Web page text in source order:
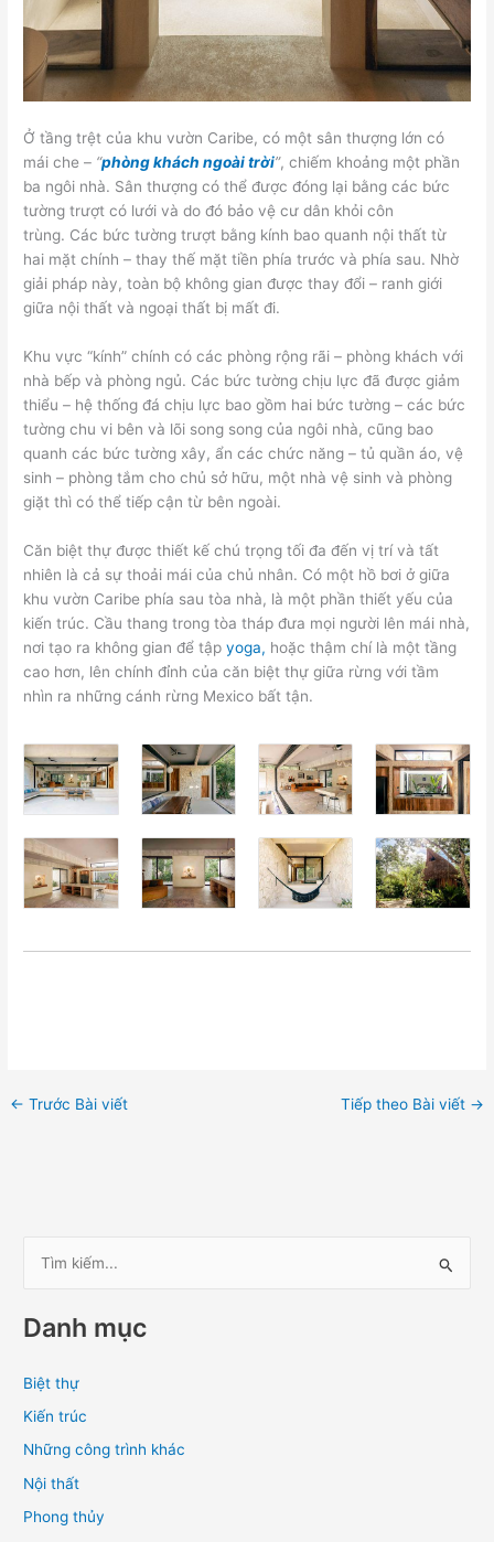
Ở tầng trệt của khu vườn Caribe, có một sân thượng lớn có
mái che – “phòng khách ngoài trời”, chiếm khoảng một phần
ba ngôi nhà. Sân thượng có thể được đóng lại bằng các bức
tường trượt có lưới và do đó bảo vệ cư dân khỏi côn
trùng. Các bức tường trượt bằng kính bao quanh nội thất từ ​​
hai mặt chính – thay thế mặt tiền phía trước và phía sau. Nhờ
giải pháp này, toàn bộ không gian được thay đổi – ranh giới
giữa nội thất và ngoại thất bị mất đi.
Khu vực “kính” chính có các phòng rộng rãi – phòng khách với
nhà bếp và phòng ngủ. Các bức tường chịu lực đã được giảm
thiểu – hệ thống đá chịu lực bao gồm hai bức tường – các bức
tường chu vi bên và lõi song song của ngôi nhà, cũng bao
quanh các bức tường xây, ẩn các chức năng – tủ quần áo, vệ
sinh – phòng tắm cho chủ sở hữu, một nhà vệ sinh và phòng
giặt thì có thể tiếp cận từ bên ngoài.
Căn biệt thự được thiết kế chú trọng tối đa đến vị trí và tất
nhiên là cả sự thoải mái của chủ nhân. Có một hồ bơi ở giữa
khu vườn Caribe phía sau tòa nhà, là một phần thiết yếu của
kiến ​​trúc. Cầu thang trong tòa tháp đưa mọi người lên mái nhà,
nơi tạo ra không gian để tậpyoga, hoặc thậm chí là một tầng
cao hơn, lên chính đỉnh của căn biệt thự giữa rừng với tầm
nhìn ra những cánh rừng Mexico bất tận.
← Trước Bài viết Tiếp theo Bài viết →
m
i
ế
m
:
Danh mục
Biệt thự
Kiến trúc
Những công trình khác
Nội thất
Phong thủy